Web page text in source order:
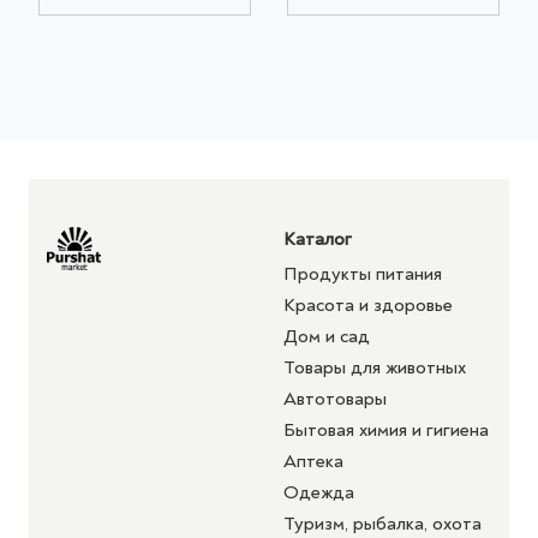
Каталог
Продукты питания
Красота и здоровье
Дом и сад
Товары для животных
Автотовары
Бытовая химия и гигиена
Аптека
Одежда
Туризм, рыбалка, охота